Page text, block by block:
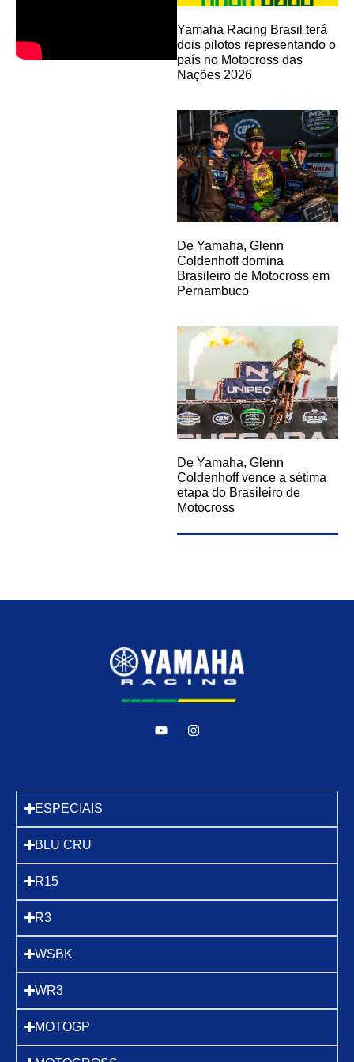
Yamaha Racing Brasil terá
dois pilotos representando o
país no Motocross das
Nações 2026
De Yamaha, Glenn
Coldenhoff domina
Brasileiro de Motocross em
Pernambuco
De Yamaha, Glenn
Coldenhoff vence a sétima
etapa do Brasileiro de
Motocross
ESPECIAIS
BLU CRU
R15
R3
WSBK
WR3
MOTOGP